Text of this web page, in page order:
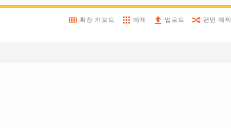
확장 키보드 예제 업로드 랜덤 예제